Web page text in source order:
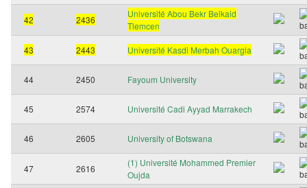
42 2436
Université Abou Bekr Belkaid
Tlemcen
43 2443 Université Kasdi Merbah Ouargla
44 2450 Fayoum University
45 2574 Université Cadi Ayyad Marrakech
46 2605 University of Botswana
47 2616
(1) Université Mohammed Premier
Oujda